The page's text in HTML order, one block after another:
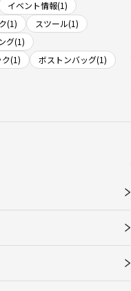
イベント情報(1)
(1)
スツール(1)
グ(1)
ク(1)
ボストンバッグ(1)